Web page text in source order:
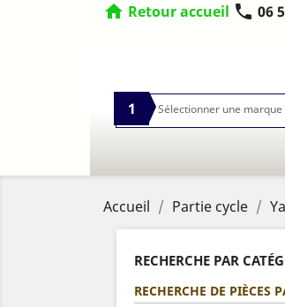
home Retour accueil phone 06
1
Accueil Partie cycle
RECHERCHE PAR
RECHERCHE DE PIÈCES